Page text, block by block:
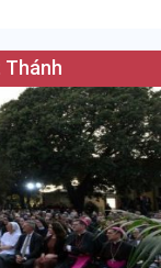
Thánh